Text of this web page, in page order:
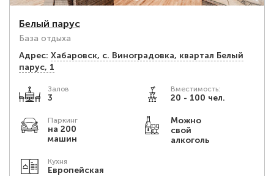
Белый парус
База отдыха
Адрес: Хабаровск, с. Виноградовка, квартал Белый
парус, 1
Залов
3
Вместимость:
20 - 100 чел.
Паркинг
на 200
машин
Можно
свой
алкоголь
Кухня
Европейская